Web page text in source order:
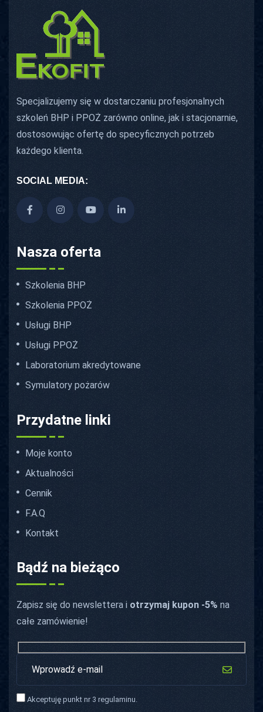
Specjalizujemy się w dostarczaniu profesjonalnych
szkoleń BHP i PPOŻ zarówno online, jak i stacjonarnie,
dostosowując ofertę do specyficznych potrzeb
każdego klienta.
SOCIAL MEDIA:
Nasza oferta
Szkolenia BHP
Szkolenia PPOŻ
Usługi BHP
Usługi PPOŻ
Laboratorium akredytowane
Symulatory pożarów
Przydatne linki
Moje konto
Aktualności
Cennik
F.A.Q
Kontakt
Bądź na bieżąco
Zapisz się do newslettera i otrzymaj kupon -5% na
całe zamówienie!
Akceptuję punkt nr 3 regulaminu.